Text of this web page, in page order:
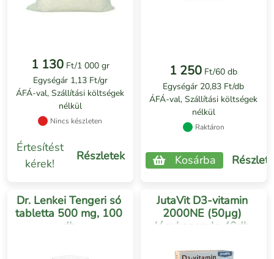
1 130 Ft/1 000 gr
Egységár 1,13 Ft/gr
ÁFÁ-val, Szállítási költségek
nélkül
Nincs készleten
Értesítést
kérek!
Részletek
1 250 Ft/60 db
Egységár 20,83 Ft/db
ÁFÁ-val, Szállítási költségek
nélkül
Raktáron
Kosárba
Dr. Lenkei Tengeri só
tabletta 500 mg, 100
db
JutaVit D3-vitamin
2000NE (50µg)
lágykapszula 40db